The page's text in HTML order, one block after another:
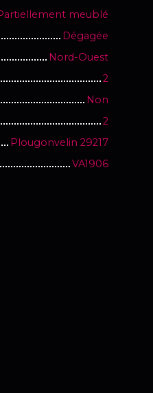
meublé
Dégagée
Nord-Ouest
2
Non
2
Plougonvelin 29217
VA1906